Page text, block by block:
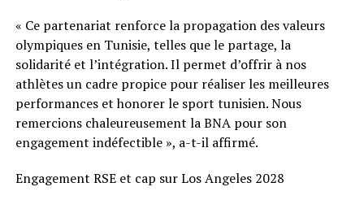
« Ce partenariat renforce la propagation des valeurs
olympiques en Tunisie, telles que le partage, la
solidarité et l’intégration. Il permet d’offrir à nos
athlètes un cadre propice pour réaliser les meilleures
performances et honorer le sport tunisien. Nous
remercions chaleureusement la BNA pour son
engagement indéfectible », a-t-il affirmé.
Engagement RSE et cap sur Los Angeles 2028